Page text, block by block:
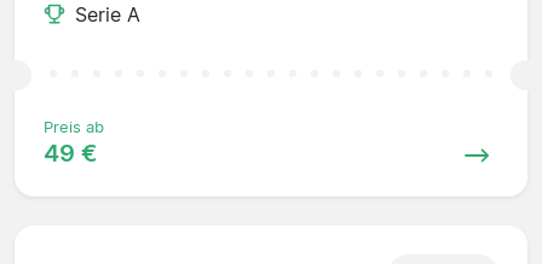
Serie A
Preis ab
49 €